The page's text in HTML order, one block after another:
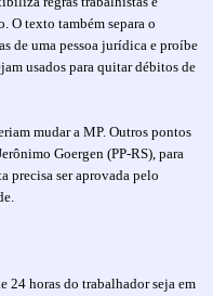
O texto também separa o
de uma pessoa jurídica e proíbe
usados para quitar débitos de
mudar a MP. Outros pontos
Goergen (PP-RS), para
precisa ser aprovada pelo
24 horas do trabalhador seja em